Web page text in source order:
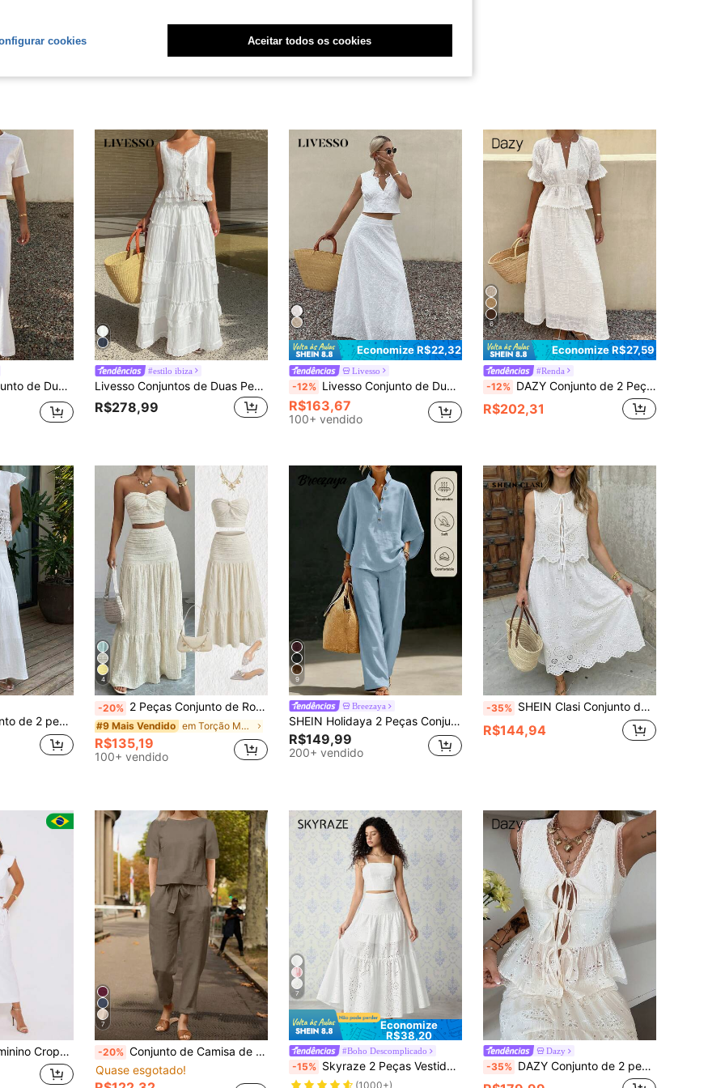
Casamento, Casual, Férias, Praia, Elegante, Roupa Feminina para Trabalho
#estilo ibiza
Livesso Conjuntos de Duas Peças para Uso Diário Conjuntos de Lounge para Mulheres Conjuntos Curtos para Mulheres Roupas Finas
R$278,99
Economize R$22,32
Livesso
-12% Livesso Conjunto de Duas Peças Feminino de Verão com Top Cropped Sem Mangas de Gola Ondulada Assimétrica e Saia Longa
R$163,67
100+ vendido
6
Economize R$27,59
#Renda
-12% DAZY Conjunto de 2 Peças Blusa de Renda Solta com Amarração na Frente e Cintura Marcada e Saia de Comprimento Médio para Férias de Verão Feminino
R$202,31
Casual de Primavera e Verão para Férias, para Mulheres
4
-20% 2 Peças Conjunto de Roupa Feminina, Top Cropped Franzido Sem Alças Combinado com Saia Longa de Cintura Alta, Adequado para Férias e Uso Diário (YY1229) Elegante de Verão, Boho Chic
#9 Mais Vendido em Torção Mulheres Coordenadas
R$135,19
100+ vendido
9
Breezaya
SHEIN Holidaya 2 Peças Conjunto de Férias Cor de Damasco, Top e Calça Pantalona, Conjunto Elegante de Estilo Campestre Feminino, Roupa de Praia para Férias de Verão
R$149,99
200+ vendido
-35% SHEIN Clasi Conjunto de Saia Bordada de Verão Feminino, Roupa de Férias Confortável e Elegante
R$144,94
Marrant Claire de Lune Mode
7
-20% Conjunto de Camisa de Manga Curta com Gola Redonda e Calça Casual de Verão para Mulheres, Adequado para Férias Casuais e Uso Diário, Material de Linho Marrom Elegante
Quase esgotado!
7
Economize
R$38,20
#Boho Descomplicado
-15% Skyraze 2 Peças Vestido Longo Branco Bordado, Estilo Boho com Bainha com Babados Multicamadas, Adequado para Encontros, Férias, Piqueniques, Praia, Roupa Confortável
(1000+)
Dazy
-35% DAZY Conjunto de 2 peças com top e saia para mulheres, estilo casual de primavera e verão, com amarração frontal, recortes vazados e bordado, para uso em férias e lazer
cookies Aceitar todos os cookies